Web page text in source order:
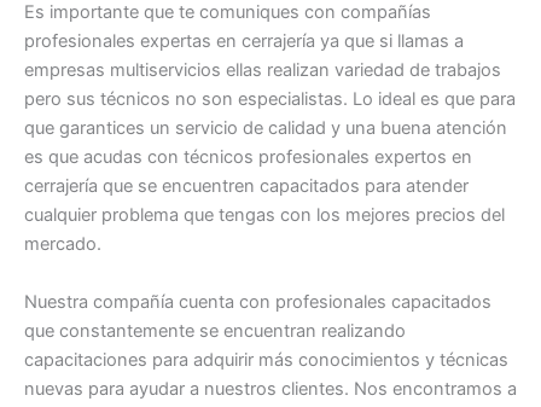
Es importante que te comuniques con compañías
profesionales expertas en cerrajería ya que si llamas a
empresas multiservicios ellas realizan variedad de trabajos
pero sus técnicos no son especialistas. Lo ideal es que para
que garantices un servicio de calidad y una buena atención
es que acudas con técnicos profesionales expertos en
cerrajería que se encuentren capacitados para atender
cualquier problema que tengas con los mejores precios del
mercado.
Nuestra compañía cuenta con profesionales capacitados
que constantemente se encuentran realizando
capacitaciones para adquirir más conocimientos y técnicas
nuevas para ayudar a nuestros clientes. Nos encontramos a